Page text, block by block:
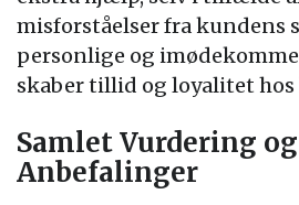
misforståelser fra kundens
personlige og
skaber tillid og loyalitet
Samlet Vurdering og
Anbefalinger